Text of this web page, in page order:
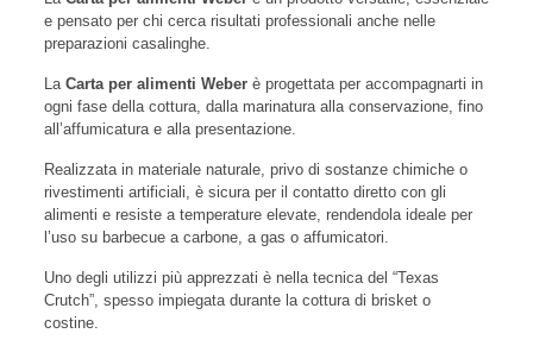
e pensato per chi cerca risultati professionali anche nelle
preparazioni casalinghe.
La Carta per alimenti Weberè progettata per accompagnarti in
ogni fase della cottura, dalla marinatura alla conservazione, fino
all’affumicatura e alla presentazione.
Realizzata in materiale naturale, privo di sostanze chimiche o
rivestimenti artificiali, è sicura per il contatto diretto con gli
alimenti e resiste a temperature elevate, rendendola ideale per
l’uso su barbecue a carbone, a gas o affumicatori.
Uno degli utilizzi più apprezzati è nella tecnica del “Texas
Crutch”, spesso impiegata durante la cottura di brisket o
costine.